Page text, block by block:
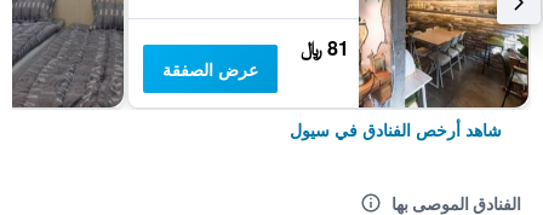
81 ﷼
عرض الصفقة
شاهد أرخص الفنادق في سيول
الفنادق الموصى بها